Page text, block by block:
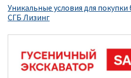
Уникальные условия для покупки
СГБ Лизинг